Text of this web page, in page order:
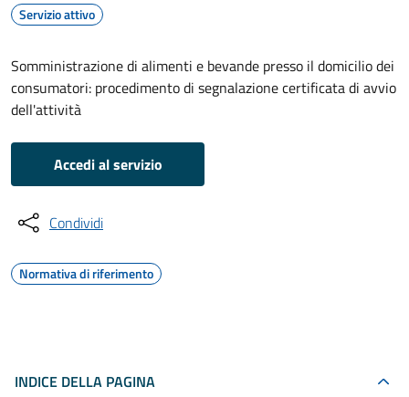
Servizio attivo
Somministrazione di alimenti e bevande presso il domicilio dei
consumatori: procedimento di segnalazione certificata di avvio
dell'attività
Accedi al servizio
Condividi
Normativa di riferimento
INDICE DELLA PAGINA